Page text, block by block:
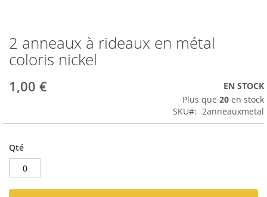
Passer
au
début
la
2 anneaux à rideaux en métal
coloris nickel
1,00 €
EN STOCK
Plus que 20 en stock
SKU
2anneauxmetal
Qté